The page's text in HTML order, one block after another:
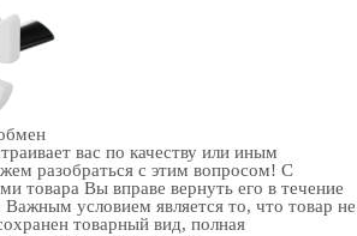
вас по качеству или иным
разобраться с этим вопросом! С
товара Вы вправе вернуть его в течение
условием является то, что товар не
товарный вид, полная